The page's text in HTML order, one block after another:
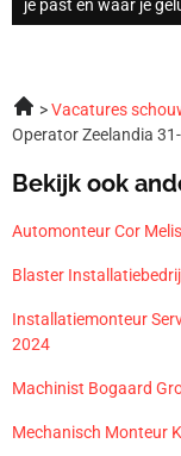
je past en waar je
Vacatures
Operator Zeelandia
Bekijk ook
Automonteur Cor
Blaster
Installatiemonteur
2024
Machinist Bogaard
Mechanisch Monteur